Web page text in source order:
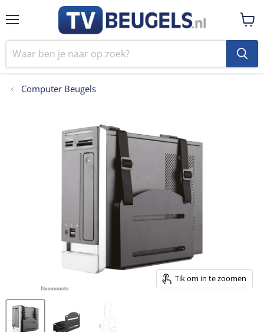
Computer Beugels
Tik om in te zoomen